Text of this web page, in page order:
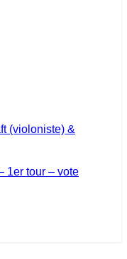
(violoniste) &
1er tour – vote